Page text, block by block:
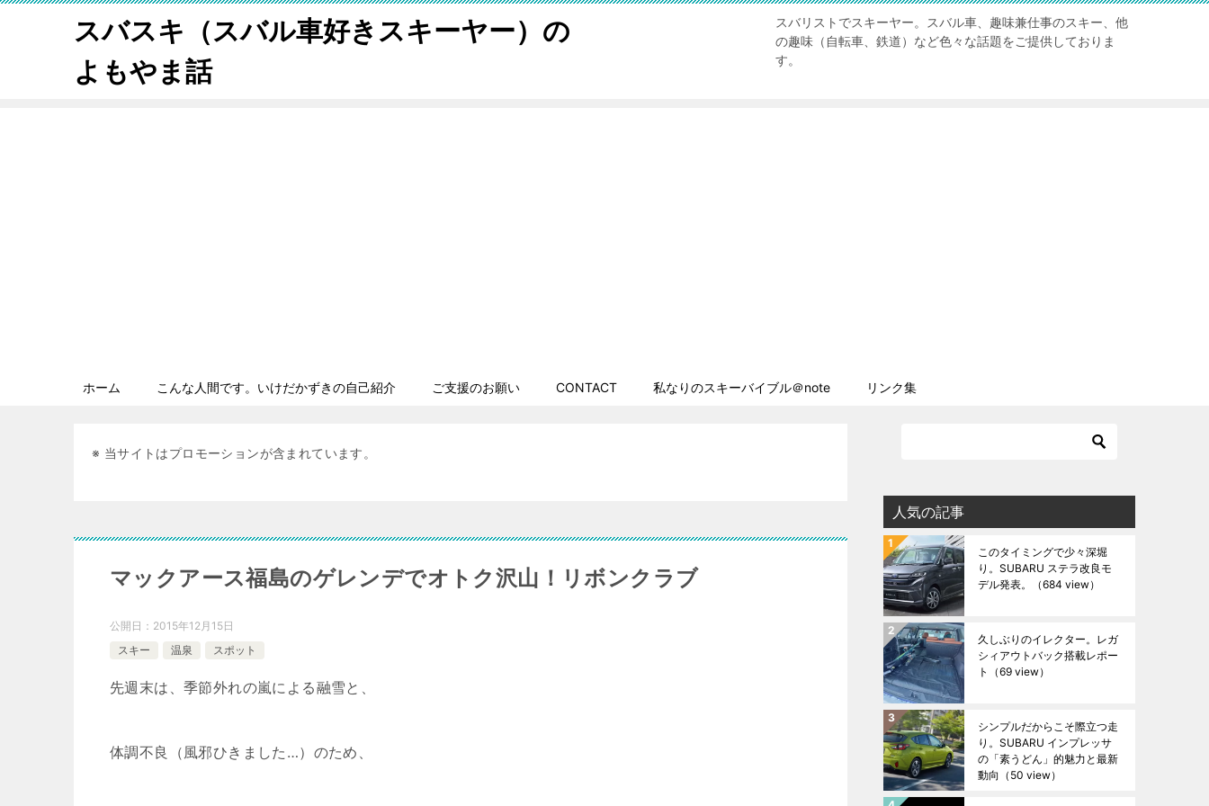
スバスキ（スバル車好きスキーヤー）の
よもやま話
スバリストでスキーヤー。スバル車、趣味兼仕事のスキー、他
の趣味（自転車、鉄道）など色々な話題をご提供しておりま
す。
ホーム こんな人間です。いけだかずきの自己紹介 ご支援のお願い CONTACT 私なりのスキーバイブル＠note リンク集
※ 当サイトはプロモーションが含まれています。
マックアース福島のゲレンデでオトク沢山！リボンクラブ
公開日： 2015年12月15日
スキー
温泉 スポット
先週末は、季節外れの嵐による融雪と、
体調不良（風邪ひきました…）のため、
人気の記事
このタイミングで少々深堀
り。SUBARU ステラ改良モ
デル発表。
（684 view）
久しぶりのイレクター。レガ
シィアウトバック搭載レポー
ト
（69 view）
シンプルだからこそ際立つ走
り。SUBARU インプレッサ
の「素うどん」的魅力と最新
動向 （50 view）